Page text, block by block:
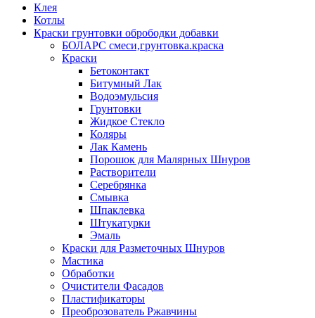
Клея
Котлы
Краски грунтовки обрободки добавки
БОЛАРС смеси,грунтовка.краска
Краски
Бетоконтакт
Битумный Лак
Водоэмульсия
Грунтовки
Жидкое Стекло
Коляры
Лак Камень
Порошок для Малярных Шнуров
Растворители
Серебрянка
Смывка
Шпаклевка
Штукатурки
Эмаль
Краски для Разметочных Шнуров
Мастика
Обработки
Очистители Фасадов
Пластификаторы
Преоброзователь Ржавчины